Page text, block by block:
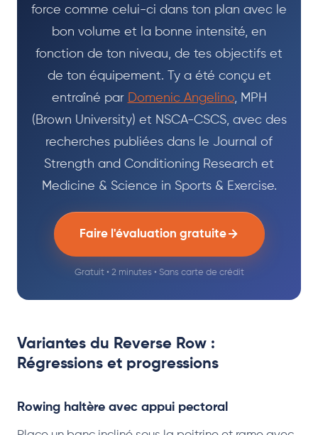
force comme celui-ci dans ton plan avec le
bon volume et la bonne intensité, en
fonction de ton niveau, de tes objectifs et
de ton équipement. Ty a été conçu et
entraîné par Domenic Angelino, MPH
(Brown University) et NSCA-CSCS, avec des
recherches publiées dans le Journal of
Strength and Conditioning Research et
Medicine & Science in Sports & Exercise.
Faire l'évaluation gratuite
Gratuit • 2 minutes • Sans carte de crédit
Variantes du Reverse Row :
Régressions et progressions
Rowing haltère avec appui pectoral